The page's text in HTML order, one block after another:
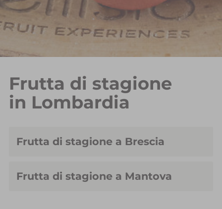
Frutta di stagione
in Lombardia
Frutta di stagione a Brescia
Frutta di stagione a Mantova